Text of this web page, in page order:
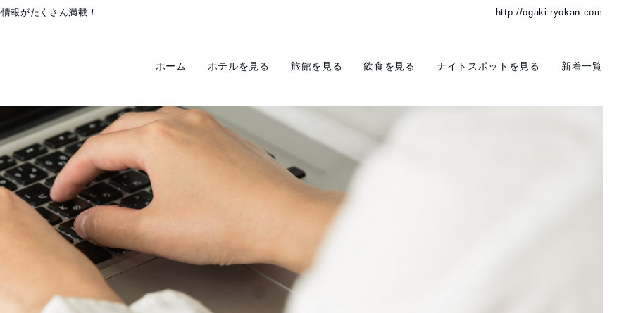
報がたくさん満載！ http://ogaki-ryokan.com
ホーム ホテルを見る 旅館を見る 飲食を見る ナイトスポットを見る 新着一覧